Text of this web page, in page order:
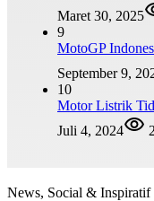
Maret 30, 2025
9
MotoGP
September 9,
10
Motor Listrik
Juli 4, 2024
News, Social & Inspiratif